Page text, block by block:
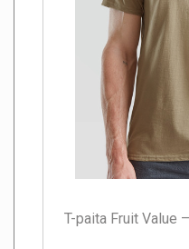
T-paita Fruit Value